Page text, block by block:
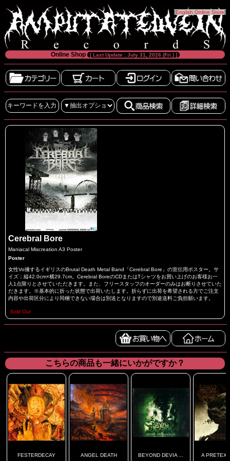
[English Online Store]
Online Shop [ Last Update : July 31, 2026 (Fri.) ]
Cerebral Bore
Maniacal Miscreation A3 Poster
Poster
女性Vo擁するイギリスのBrutal Death Metal Band「Cerebral Bore」の宣伝用ポスター。サ
イズ：縦42.0cm×横29.7cm。Cerebral BoreのCDまたはTシャツをお買い上げのお客様お一
人1点限りとさせていただきます。また、フリースタッフのオーダーのみはお断りさせていた
だきます。※基本的に折った状態で出荷いたします。折らずに出荷を希望される方でご注文
内容や出荷区分により同梱できない場合は別送となりますので別途送料ご負担願います。
Sold Out
こちらの商品も一緒にいかがですか？
FESTERDECAY ANGEL DEATH BEYOND DEVIA ... A